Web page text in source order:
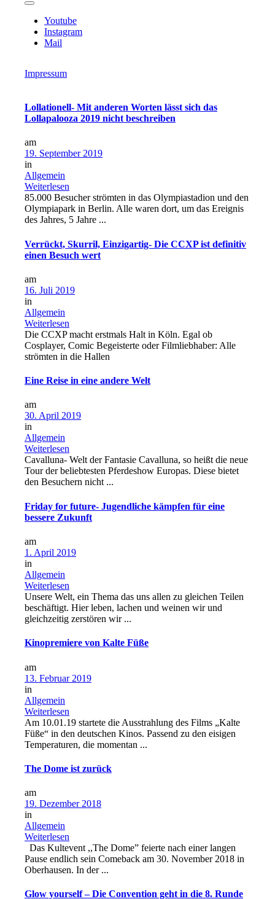
Youtube
Instagram
Mail
Impressum
Lollationell- Mit anderen Worten lässt sich das
Lollapalooza 2019 nicht beschreiben
am
19. September 2019
in
Allgemein
Weiterlesen
85.000 Besucher strömten in das Olympiastadion und den
Olympiapark in Berlin. Alle waren dort, um das Ereignis
des Jahres, 5 Jahre ...
Verrückt, Skurril, Einzigartig- Die CCXP ist definitiv
einen Besuch wert
am
16. Juli 2019
in
Allgemein
Weiterlesen
Die CCXP macht erstmals Halt in Köln. Egal ob
Cosplayer, Comic Begeisterte oder Filmliebhaber: Alle
strömten in die Hallen
Eine Reise in eine andere Welt
am
30. April 2019
in
Allgemein
Weiterlesen
Cavalluna- Welt der Fantasie Cavalluna, so heißt die neue
Tour der beliebtesten Pferdeshow Europas. Diese bietet
den Besuchern nicht ...
Friday for future- Jugendliche kämpfen für eine
bessere Zukunft
am
1. April 2019
in
Allgemein
Weiterlesen
Unsere Welt, ein Thema das uns allen zu gleichen Teilen
beschäftigt. Hier leben, lachen und weinen wir und
gleichzeitig zerstören wir ...
Kinopremiere von Kalte Füße
am
13. Februar 2019
in
Allgemein
Weiterlesen
Am 10.01.19 startete die Ausstrahlung des Films „Kalte
Füße“ in den deutschen Kinos. Passend zu den eisigen
Temperaturen, die momentan ...
The Dome ist zurück
am
19. Dezember 2018
in
Allgemein
Weiterlesen
Das Kultevent ,,The Dome” feierte nach einer langen
Pause endlich sein Comeback am 30. November 2018 in
Oberhausen. In der ...
Glow yourself – Die Convention geht in die 8. Runde